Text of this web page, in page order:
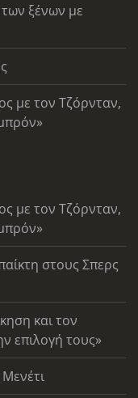
ξένων με
με τον Τζόρνταν,
με τον Τζόρνταν,
στους Σπερς
και τον
επιλογή τους»